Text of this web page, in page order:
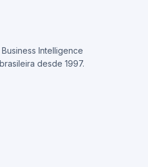
Intelligence
desde 1997.